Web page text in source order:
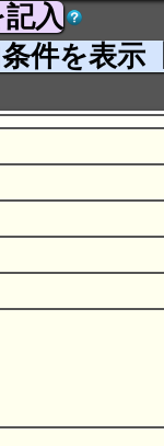
入
件を表示